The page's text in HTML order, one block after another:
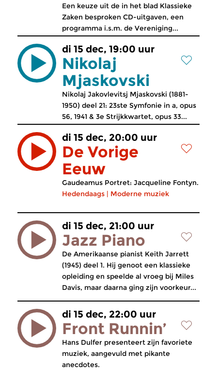
Een keuze uit de in het blad Klassieke
Zaken besproken CD-uitgaven, een
programma i.s.m. de Vereniging...
di 15 dec, 19:00 uur
Nikolaj
Mjaskovski
Nikolaj Jakovlevitsj Mjaskovski (1881-
1950) deel 21: 23ste Symfonie in a, opus
56, 1941 & 3e Strijkkwartet, opus 33...
di 15 dec, 20:00 uur
De Vorige
Eeuw
Gaudeamus Portret: Jacqueline Fontyn.
Hedendaags | Moderne muziek
di 15 dec, 21:00 uur
Jazz Piano
De Amerikaanse pianist Keith Jarrett
(1945) deel 1. Hij genoot een klassieke
opleiding en speelde al vroeg bij Miles
Davis, maar daarna ging zijn voorkeur...
di 15 dec, 22:00 uur
Front Runnin’
Hans Dulfer presenteert zijn favoriete
muziek, aangevuld met pikante
anecdotes.